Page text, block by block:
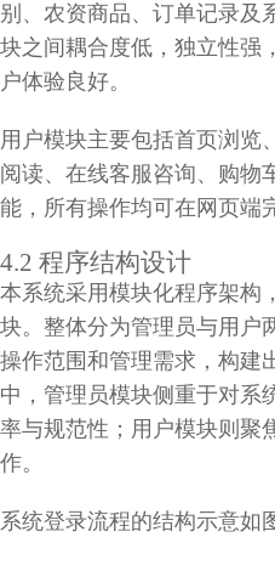
别、农资商品、订单记录及
块之间耦合度低，独立性强
户体验良好。
用户模块主要包括首页浏览
阅读、在线客服咨询、购物
能，所有操作均可在网页端
4.2 程序结构设计
本系统采用模块化程序架构
块。整体分为管理员与用户
操作范围和管理需求，构建
中，管理员模块侧重于对系
率与规范性；用户模块则聚
作。
系统登录流程的结构示意如